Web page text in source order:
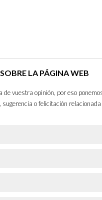
LA PÁGINA WEB
de vuestra opinión, por eso
o felicitación